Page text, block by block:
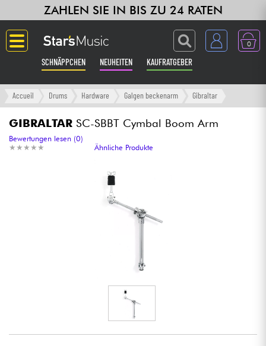
ZAHLEN SIE IN BIS ZU 24 RATEN
0
SCHNÄPPCHEN NEUHEITEN KAUFRATGEBER
Langue
Gitarre & Bass
Verstärker & Effekte
Accueil Drums Hardware Galgen beckenarm Gibraltar
GIBRALTAR SC-SBBT Cymbal Boom Arm
★ ★ ★ ★ ★
★ ★ ★ ★ ★
Bewertungen lesen (0)
Ähnliche Produkte